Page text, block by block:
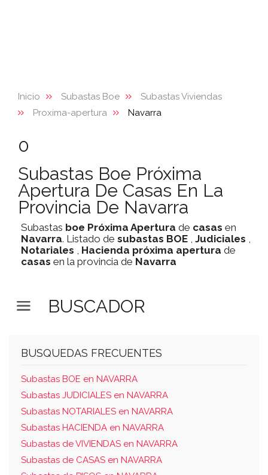
Inicio Subastas Boe
Subastas Viviendas
Proxima-apertura
Navarra
0
Subastas Boe Próxima
Apertura De Casas En La
Provincia De Navarra
Subastas boe Próxima Apertura de casas en
Navarra. Listado de subastas BOE , Judiciales ,
Notariales , Hacienda próxima apertura de
casas en la provincia de Navarra
BUSCADOR
BUSQUEDAS FRECUENTES
Subastas BOE en NAVARRA
Subastas JUDICIALES en NAVARRA
Subastas NOTARIALES en NAVARRA
Subastas HACIENDA en NAVARRA
Subastas de VIVIENDAS en NAVARRA
Subastas de CASAS en NAVARRA